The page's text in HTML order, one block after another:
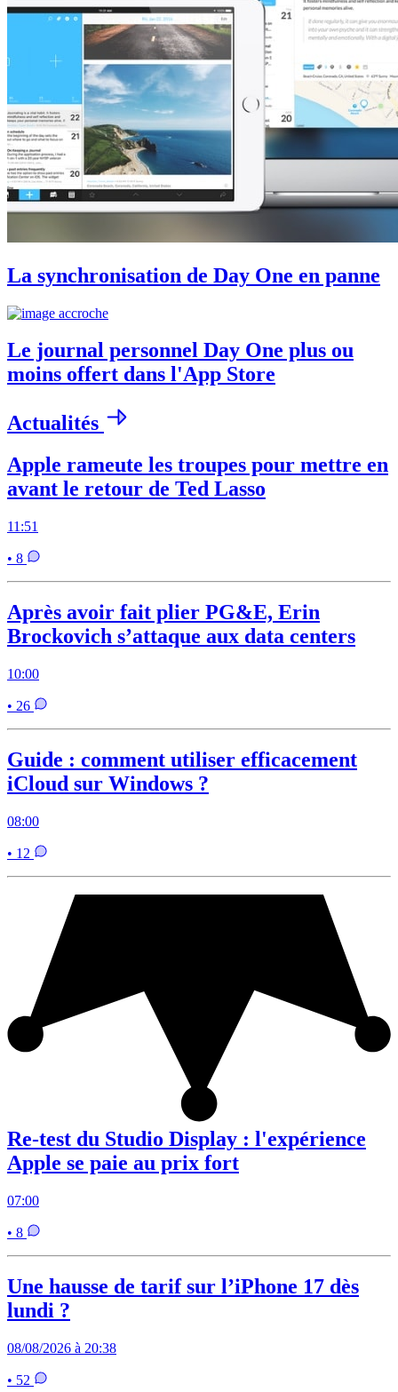
La synchronisation de Day One en panne
Le journal personnel Day One plus ou
moins offert dans l'App Store
Actualités
Apple rameute les troupes pour mettre en
avant le retour de Ted Lasso
11:51
• 8
Après avoir fait plier PG&E, Erin
Brockovich s’attaque aux data centers
10:00
• 26
Guide : comment utiliser efficacement
iCloud sur Windows ?
08:00
• 12
Re-test du Studio Display : l'expérience
Apple se paie au prix fort
07:00
• 8
Une hausse de tarif sur l’iPhone 17 dès
lundi ?
08/08/2026 à 20:38
• 52